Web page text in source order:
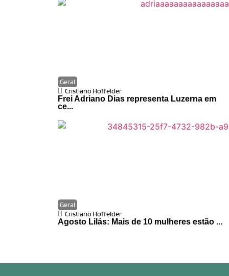
Geral
Cristiano Hoffelder
Frei Adriano Dias representa Luzerna em
ce...
Geral
Cristiano Hoffelder
Agosto Lilás: Mais de 10 mulheres estão ...